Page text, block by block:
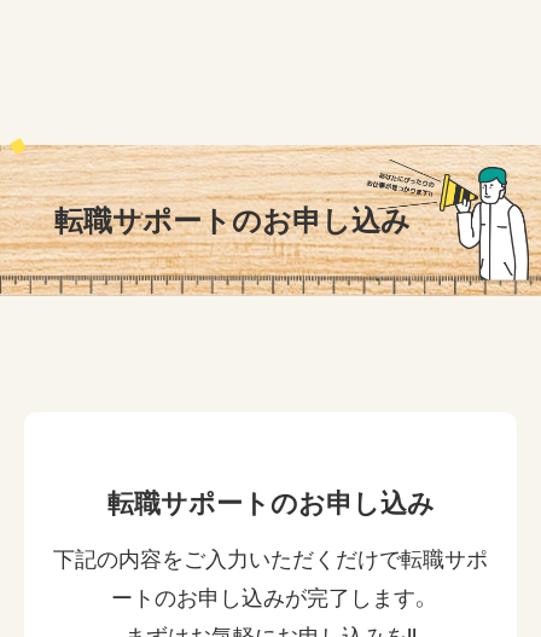
転職サポートのお申し込み
転職サポートのお申し込み
下記の内容をご入力いただくだけで転職サポ
ートのお申し込みが完了します。